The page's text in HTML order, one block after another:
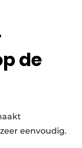
de
eenvoudig.